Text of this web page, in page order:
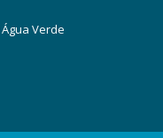
Verde